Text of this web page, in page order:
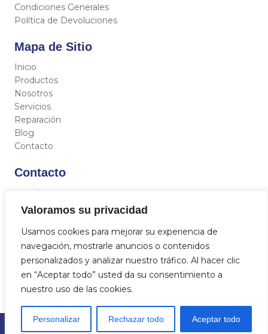
Valoramos su privacidad
Usamos cookies para mejorar su experiencia de
navegación, mostrarle anuncios o contenidos
personalizados y analizar nuestro tráfico. Al hacer clic
en “Aceptar todo” usted da su consentimiento a
nuestro uso de las cookies.
Personalizar Rechazar todo Aceptar todo
Condiciones Generales
Política de Devoluciones
Mapa de Sitio
Inicio
Productos
Nosotros
Servicios
Reparación
Blog
Contacto
Contacto
C/ Miguel Hernández 12, 46717 - La Font d’En Carròs
(Valencia)
684 712 329
info@aquasat.es